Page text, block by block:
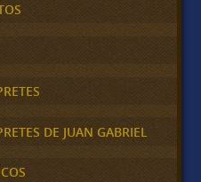
DE JUAN GABRIEL